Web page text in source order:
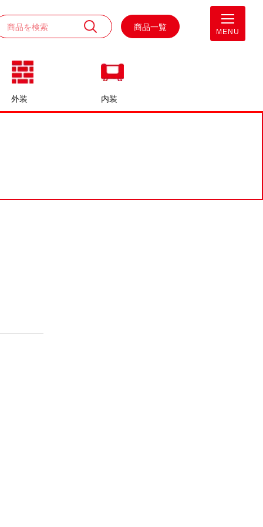
商品一覧
外装 内装
MENU